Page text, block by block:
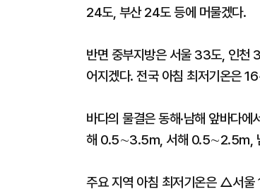
24도, 부산 24도 등에 머물겠다.
반면 중부지방은 서울 33도, 인천
어지겠다. 전국 아침 최저기온은
바다의 물결은 동해·남해 앞바다
해 0.5∼3.5m, 서해 0.5∼2.5m,
주요 지역 아침 최저기온은 △서